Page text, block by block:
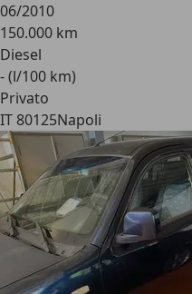
06/2010
150.000 km
Diesel
- (l/100 km)
Privato
IT 80125Napoli